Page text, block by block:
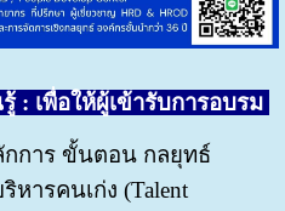
: เพื่อให้ผู้เข้ารับการอบรม
กการ ขั้นตอน กลยุทธ์
หารคนเก่ง (Talent